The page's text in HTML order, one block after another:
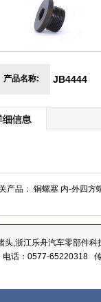
产品名称: JB4444
产品： 铜螺塞 内-外四方
头,浙江乐舟汽车零部件
话：0577-65220318